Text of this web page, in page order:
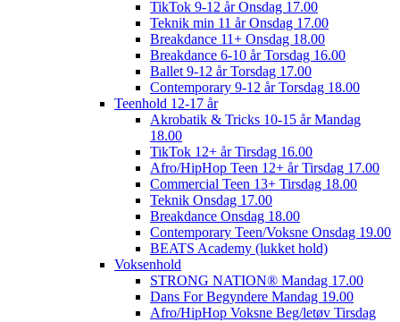
TikTok 9-12 år Onsdag 17.00
Teknik min 11 år Onsdag 17.00
Breakdance 11+ Onsdag 18.00
Breakdance 6-10 år Torsdag 16.00
Ballet 9-12 år Torsdag 17.00
Contemporary 9-12 år Torsdag 18.00
Teenhold 12-17 år
Akrobatik & Tricks 10-15 år Mandag
18.00
TikTok 12+ år Tirsdag 16.00
Afro/HipHop Teen 12+ år Tirsdag 17.00
Commercial Teen 13+ Tirsdag 18.00
Teknik Onsdag 17.00
Breakdance Onsdag 18.00
Contemporary Teen/Voksne Onsdag 19.00
BEATS Academy (lukket hold)
Voksenhold
STRONG NATION® Mandag 17.00
Dans For Begyndere Mandag 19.00
Afro/HipHop Voksne Beg/letøv Tirsdag